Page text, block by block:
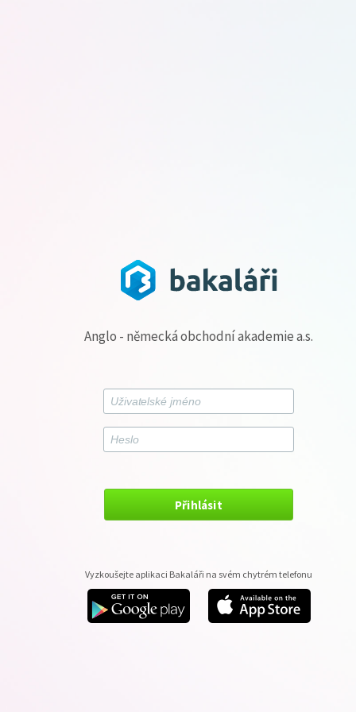
Anglo - německá obchodní akademie a.s.
Přihlásit
Vyzkoušejte aplikaci Bakaláři na svém chytrém telefonu